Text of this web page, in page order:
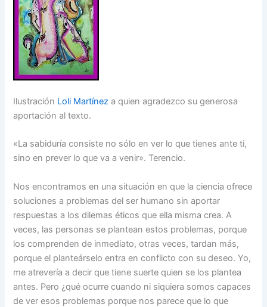
Ilustración Loli Martíneza quien agradezco su generosa
aportación al texto.
«La sabiduría consiste no sólo en ver lo que tienes ante ti,
sino en prever lo que va a venir». Terencio.
Nos encontramos en una situación en que la ciencia ofrece
soluciones a problemas del ser humano sin aportar
respuestas a los dilemas éticos que ella misma crea. A
veces, las personas se plantean estos problemas, porque
los comprenden de inmediato, otras veces, tardan más,
porque el planteárselo entra en conflicto con su deseo. Yo,
me atrevería a decir que tiene suerte quien se los plantea
antes. Pero ¿qué ocurre cuando ni siquiera somos capaces
de ver esos problemas porque nos parece que lo que